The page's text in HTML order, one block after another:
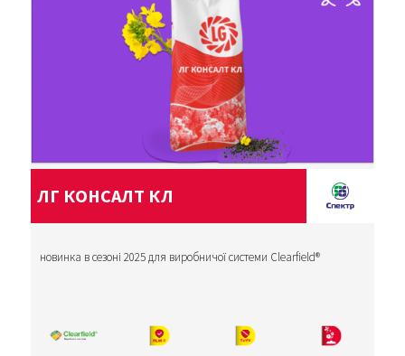
ЛГ КОНСАЛТ КЛ
новинка в сезоні 2025 для виробничої системи Clearfield®